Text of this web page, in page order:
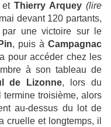
Thierry Arquey (lire
devant 120 partants,
par une victoire sur le
, puis à Campagnac
pour accéder chez les
à son tableau de
de Lizonne, lors du
troisième, alors
au-dessus du lot de
cruelle et longtemps, il